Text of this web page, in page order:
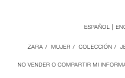
NO VENDER O COMPARTIR MI
ZARA / MUJER / COLECCIÓN /
ESPAÑOL